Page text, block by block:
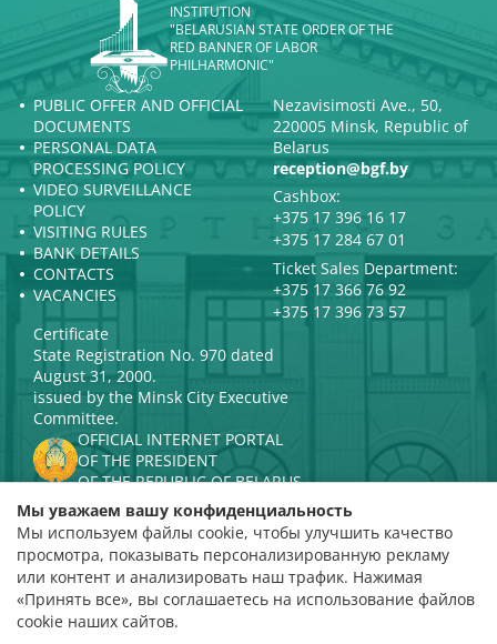
INSTITUTION
"BELARUSIAN STATE ORDER OF THE
RED BANNER OF LABOR
PHILHARMONIC"
PUBLIC OFFER AND OFFICIAL
DOCUMENTS
PERSONAL DATA
PROCESSING POLICY
VIDEO SURVEILLANCE
POLICY
VISITING RULES
BANK DETAILS
CONTACTS
VACANCIES
Nezavisimosti Ave., 50,
220005 Minsk, Republic of
Belarus
reception@bgf.by
Cashbox:
+375 17 396 16 17
+375 17 284 67 01
Ticket Sales Department:
+375 17 366 76 92
+375 17 396 73 57
Certificate
State Registration No. 970 dated
August 31, 2000.
issued by the Minsk City Executive
Committee.
OFFICIAL INTERNET PORTAL
OF THE PRESIDENT
OF THE REPUBLIC OF BELARUS
MINISTRY OF CULTURE OF THE
REPUBLIC OF BELARUS
PORTAL
RATING ASSESSMENT
Rating 4.9
based on 112 reviews
Мы уважаем вашу конфиденциальность
Мы используем файлы cookie, чтобы улучшить качество
просмотра, показывать персонализированную рекламу
или контент и анализировать наш трафик. Нажимая
«Принять все», вы соглашаетесь на использование файлов
cookie наших сайтов.